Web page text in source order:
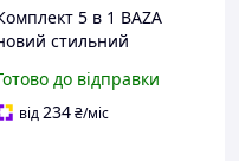
5 в 1 BAZA
стильний
відпочинку
і сірий
до відправки
від234₴/міс